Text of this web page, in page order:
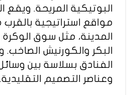
البوتيكية المريحة.
مواقع استراتيجية بالقرب
المدينة، مثل سوق
البكر والكورنيش
الفنادق بسلاسة بين
وعناصر التصميم التقليدية.